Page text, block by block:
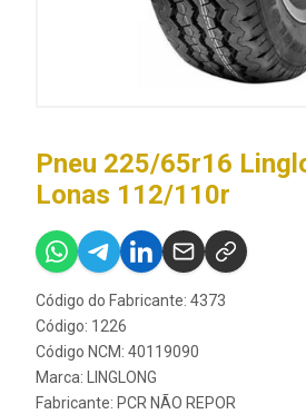
Pneu 225/65r16
Lonas 112/110r
Código do Fabricante: 4373
Código: 1226
Código NCM: 40119090
Marca:
LINGLONG
Fabricante: PCR NÃO REPOR